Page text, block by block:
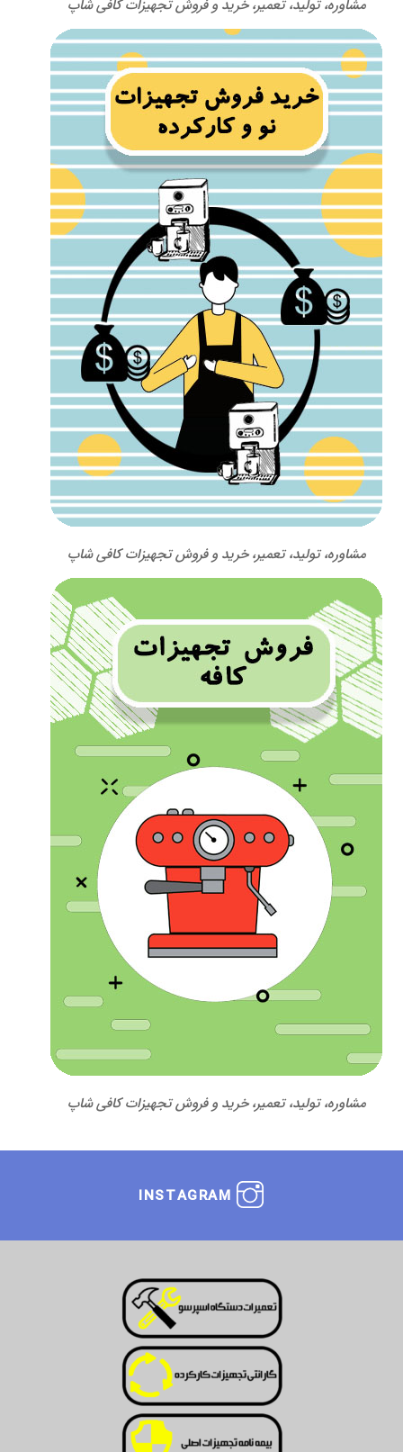
مشاوره، تولید، تعمیر، خرید و فروش تجهیزات کافی شاپ
مشاوره، تولید، تعمیر، خرید و فروش تجهیزات کافی شاپ
مشاوره، تولید، تعمیر، خرید و فروش تجهیزات کافی شاپ
INSTAGRAM